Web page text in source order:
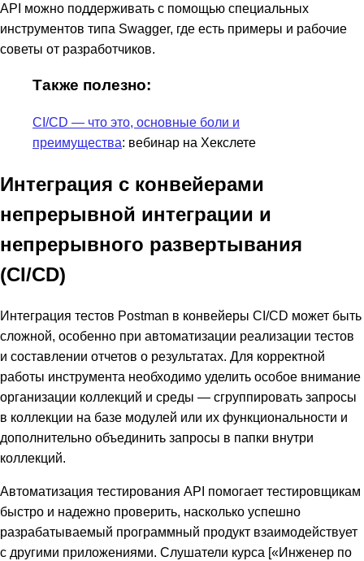
API можно поддерживать с помощью специальных
инструментов типа Swagger, где есть примеры и рабочие
советы от разработчиков.
Также полезно:
CI/CD — что это, основные боли и
преимущества: вебинар на Хекслете
Интеграция с конвейерами
непрерывной интеграции и
непрерывного развертывания
(CI/CD)
Интеграция тестов Postman в конвейеры CI/CD может быть
сложной, особенно при автоматизации реализации тестов
и составлении отчетов о результатах. Для корректной
работы инструмента необходимо уделить особое внимание
организации коллекций и среды — сгруппировать запросы
в коллекции на базе модулей или их функциональности и
дополнительно объединить запросы в папки внутри
коллекций.
Автоматизация тестирования API помогает тестировщикам
быстро и надежно проверить, насколько успешно
разрабатываемый программный продукт взаимодействует
с другими приложениями. Слушатели курса [«Инженер по